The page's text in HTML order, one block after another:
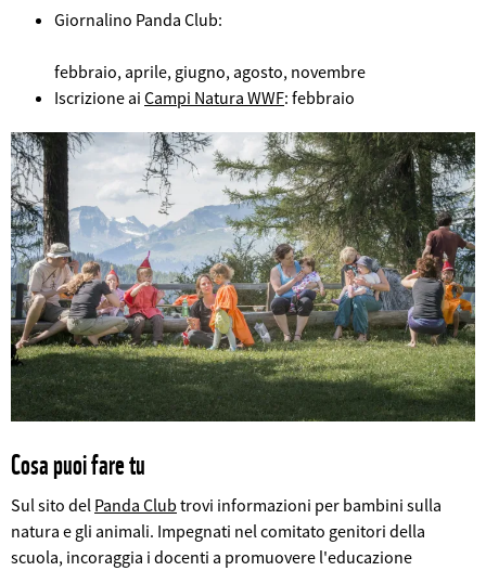
Giornalino Panda Club:
febbraio, aprile, giugno, agosto, novembre
Iscrizione ai Campi Natura WWF: febbraio
Cosa puoi fare tu
Sul sito del Panda Club trovi informazioni per bambini sulla
natura e gli animali. Impegnati nel comitato genitori della
scuola, incoraggia i docenti a promuovere l'educazione